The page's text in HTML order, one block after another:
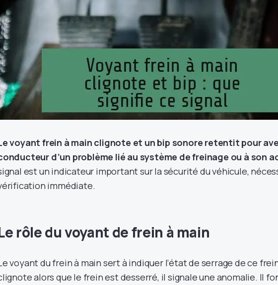
voyant frein à main clignote et un bip sonore retentit pour
d’un problème lié au système de freinage ou à son
est un indicateur important sur la sécurité du véhicule,
immédiate.
rôle du voyant de frein à main
voyant du frein à main sert à indiquer l’état de serrage de ce
alors que le frein est desserré, il signale une anomalie. Il